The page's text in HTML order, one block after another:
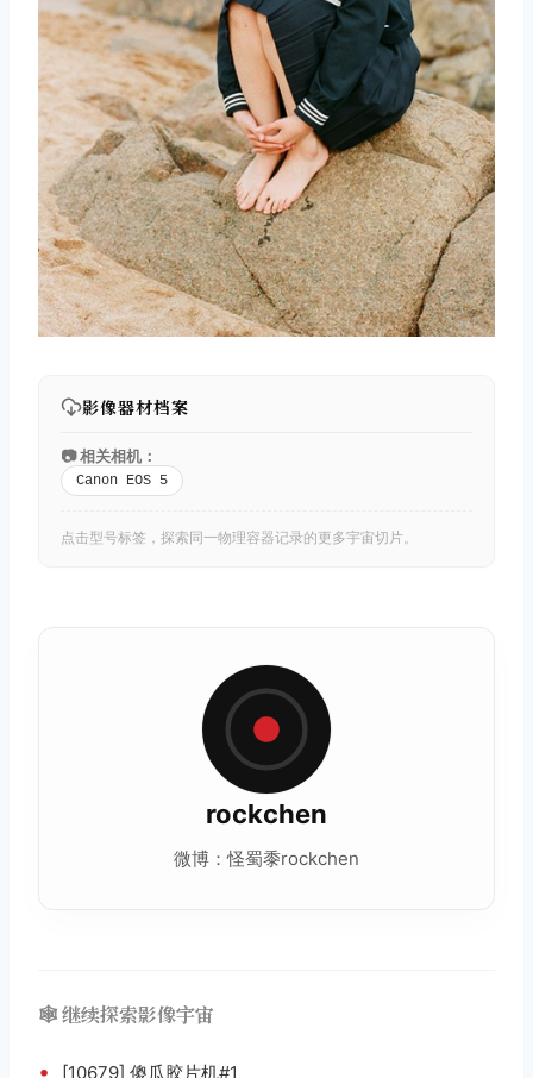
影像器材档案
📷 相关相机：
Canon EOS 5
点击型号标签，探索同一物理容器记录的更多宇宙切片。
rockchen
微博：怪蜀黍rockchen
🕸️ 继续探索影像宇宙
• [10679] 傻瓜胶片机#1